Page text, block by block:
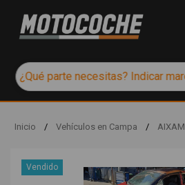
Inicio / Vehículos en Campa / AIXAM
Vendido